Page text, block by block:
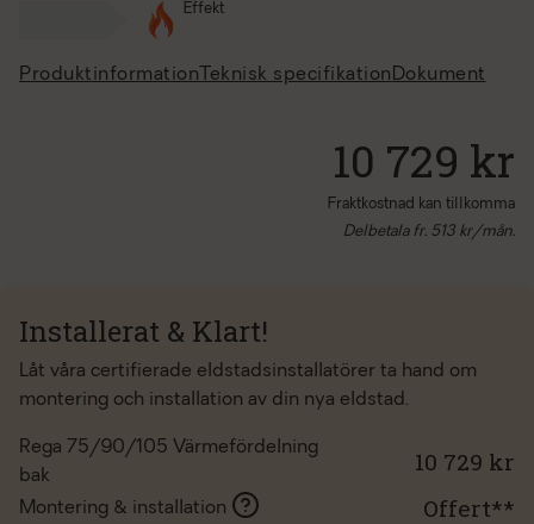
Effekt
Produktinformation Teknisk specifikation Dokument
10 729 kr
Fraktkostnad kan tillkomma
Delbetala fr. 513 kr/mån.
Installerat & Klart!
Låt våra certifierade eldstadsinstallatörer ta hand om
montering och installation av din nya eldstad.
Rega 75/90/105 Värmefördelning
bak
10 729 kr
Montering & installation Offert**